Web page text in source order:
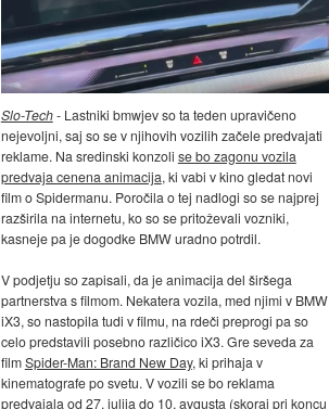
Slo-Tech- Lastniki bmwjev so ta teden upravičeno
nejevoljni, saj so se v njihovih vozilih začele predvajati
reklame. Na sredinski konzoli se bo zagonu vozila
predvaja cenena animacija, ki vabi v kino gledat novi
film o Spidermanu. Poročila o tej nadlogi so se najprej
razširila na internetu, ko so se pritoževali vozniki,
kasneje pa je dogodke BMW uradno potrdil.
V podjetju so zapisali, da je animacija del širšega
partnerstva s filmom. Nekatera vozila, med njimi v BMW
iX3, so nastopila tudi v filmu, na rdeči preprogi pa so
celo predstavili posebno različico iX3. Gre seveda za
filmSpider-Man: Brand New Day, ki prihaja v
kinematografe po svetu. V vozili se bo reklama
predvajala od 27. julija do 10. avgusta (skoraj pri koncu